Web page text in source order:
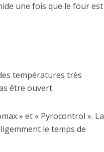
une fois que le four est
températures très
être ouvert.
» et « Pyrocontrol ». La
le temps de